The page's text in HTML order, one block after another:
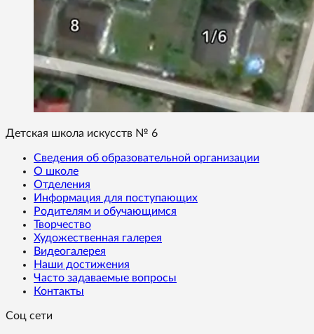
Детская школа искусств № 6
Сведения об образовательной организации
О школе
Отделения
Информация для поступающих
Родителям и обучающимся
Творчество
Художественная галерея
Видеогалерея
Наши достижения
Часто задаваемые вопросы
Контакты
Соц сети